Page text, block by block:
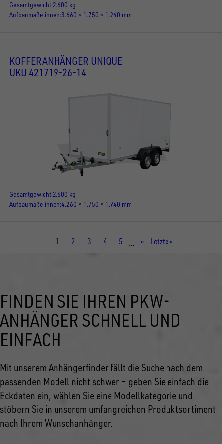
Gesamtgewicht2.600 kg
Aufbaumaße innen 3.660 × 1.750 × 1.940 mm
KOFFERANHÄNGER UNIQUE
UKU 421719-26-14
Gesamtgewicht 2.600 kg
Aufbaumaße innen 4.260 × 1.750 × 1.940 mm
Aktuelle
1 Seite
2 Seite
3 Seite
4 Seite
5 …
Nächste
››
Letzte
Letzte »
FINDEN SIE IHREN PKW-
ANHÄNGER SCHNELL UND
EINFACH
Mit unserem Anhängerfinder fällt die Suche nach dem
passenden Modell nicht schwer – geben Sie einfach die
Eckdaten ein, wählen Sie eine Modellkategorie und
stöbern Sie in unserem umfangreichen Produktsortiment
nach Ihrem Wunschanhänger.